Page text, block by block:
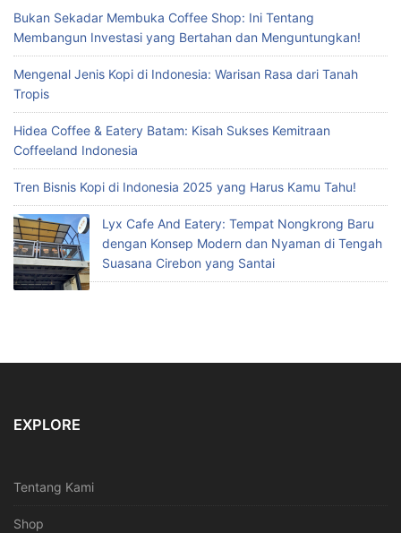
Bukan Sekadar Membuka Coffee Shop: Ini Tentang
Membangun Investasi yang Bertahan dan Menguntungkan!
Mengenal Jenis Kopi di Indonesia: Warisan Rasa dari Tanah
Tropis
Hidea Coffee & Eatery Batam: Kisah Sukses Kemitraan
Coffeeland Indonesia
Tren Bisnis Kopi di Indonesia 2025 yang Harus Kamu Tahu!
Lyx Cafe And Eatery: Tempat Nongkrong Baru
dengan Konsep Modern dan Nyaman di Tengah
Suasana Cirebon yang Santai
EXPLORE
Tentang Kami
Shop